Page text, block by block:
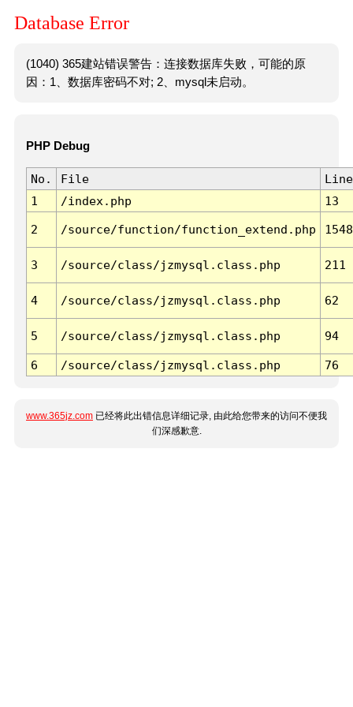
Database Error
(1040) 365建站错误警告：连接数据库失败，可能的原
因：1、数据库密码不对; 2、mysql未启动。
PHP Debug
No. File
Line
1
/index.php 13
2 /source/function/function_extend.php 1548
3 /source/class/jzmysql.class.php 211
4 /source/class/jzmysql.class.php 62
5 /source/class/jzmysql.class.php 94
6 /source/class/jzmysql.class.php 76
www.365jz.com 已经将此出错信息详细记录, 由此给您带来的访问不便我
们深感歉意.